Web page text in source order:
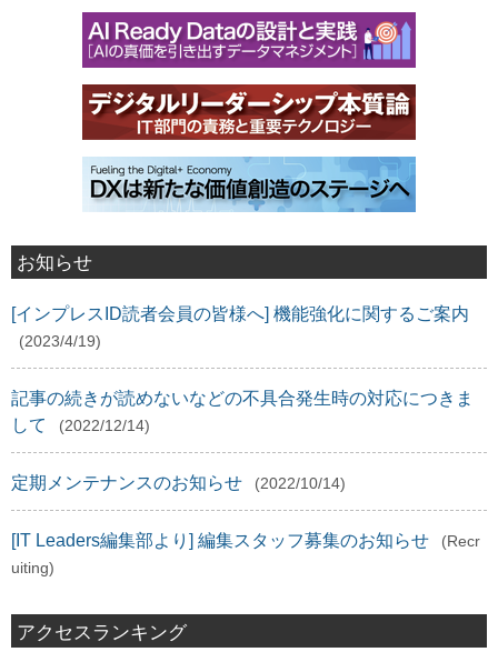
お知らせ
[インプレスID読者会員の皆様へ] 機能強化に関するご案内
(2023/4/19)
記事の続きが読めないなどの不具合発生時の対応につきま
して
(2022/12/14)
定期メンテナンスのお知らせ (2022/10/14)
[IT Leaders編集部より] 編集スタッフ募集のお知らせ
(Recr
uiting)
アクセスランキング